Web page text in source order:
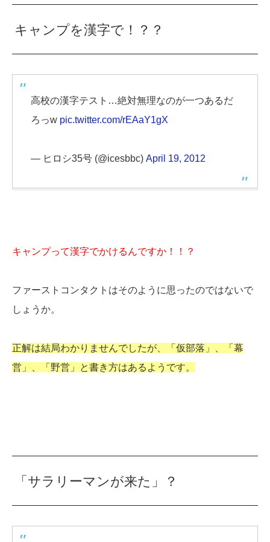
キャンプを漢字で！？？
高校の漢字テスト…絶対無理なのが一つあるだ
ろっw pic.twitter.com/rEAaY1gX
— ヒロシ35号 (@icesbbc) April 19, 2012
キャンプって漢字でかけるんですか！！？
ファーストコンタクトはそのように思ったのではないで
しょうか。
正解は結局わかりませんでしたが、「仮部落」、「幕
営」、「野営」と書き方はあるようです。
「サラリーマンが来た」？